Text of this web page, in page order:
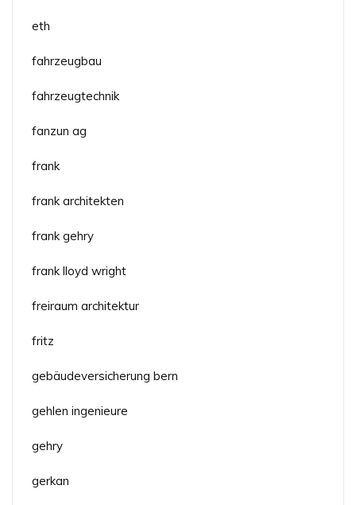
eth
fahrzeugbau
fahrzeugtechnik
fanzun ag
frank
frank architekten
frank gehry
frank lloyd wright
freiraum architektur
fritz
gebäudeversicherung bern
gehlen ingenieure
gehry
gerkan